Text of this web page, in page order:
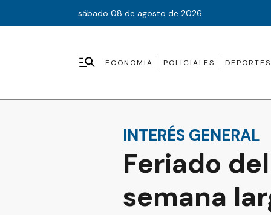
sábado 08 de agosto de 2026
ECONOMIA POLICIALES DEPORTES
INTERÉS GENERAL
Feriado
semana